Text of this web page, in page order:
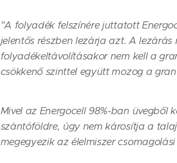
"A folyadék felszínére juttatott
jelentős részben lezárja azt. A
folyadékeltávolításakor nem kell a
csökkenő szinttel együtt mozog a
Mivel az Energocell 98%-ban üvegből
szántóföldre, úgy nem károsítja a
megegyezik az élelmiszer